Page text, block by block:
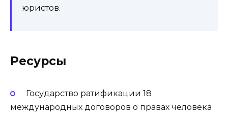
юристов.
Ресурсы
Государство ратификации 18
международных договоров о правах человека